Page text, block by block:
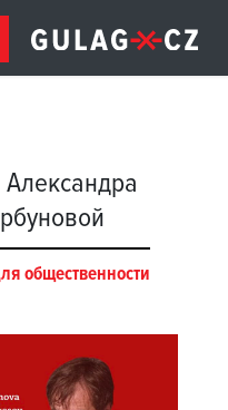
Александра
общественности